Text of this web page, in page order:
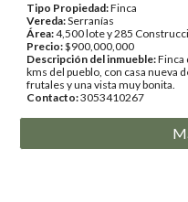
Tipo Propiedad:Finca
Vereda:Serranías
Área:4,500 lote y 285
Precio:$900,000,000
Descripción del inmueble:Finca
kms del pueblo, con casa nueva
frutales y una vista muy bonita.
Contacto:3053410267